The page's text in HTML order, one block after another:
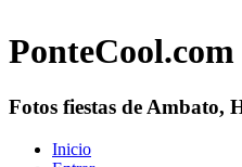
PonteCool.com
Fotos fiestas de Ambato,
Inicio